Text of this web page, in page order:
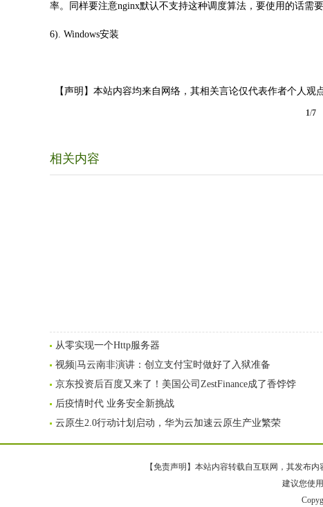
率。同样要注意nginx默认不支持这种调度算法，要使用的话需
6). Windows安装
【声明】本站内容均来自网络，其相关言论仅代表作者个人
1/7
相关内容
从零实现一个Http服务器
视频|马云南非演讲：创立支付宝时做好了入狱准备
京东投资后百度又来了！美国公司ZestFinance成了香饽饽
后疫情时代 业务安全新挑战
云原生2.0行动计划启动，华为云加速云原生产业繁荣
【免责声明】本站内容转载自互联网，其发布
建议您使